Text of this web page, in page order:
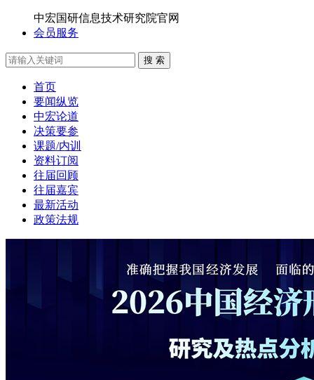
中宏国研信息技术研究院官网
会员服务
搜 索
首页
要闻纵览
中宏论道
决策要参
课题/内训
资料订阅
往届回顾
往届嘉宾
最新活动
政策法规